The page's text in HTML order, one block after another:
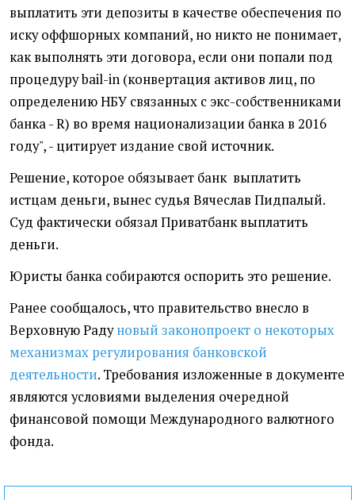
выплатить эти депозиты в качестве обеспечения по
иску оффшорных компаний, но никто не понимает,
как выполнять эти договора, если они попали под
процедуру bail-in (конвертация активов лиц, по
определению НБУ связанных с экс-собственниками
банка - R) во время национализации банка в 2016
году", - цитирует издание свой источник.
Решение, которое обязывает банк выплатить
истцам деньги, вынес судья Вячеслав Пидпалый.
Суд фактически обязал Приватбанк выплатить
деньги.
Юристы банка собираются оспорить это решение.
Ранее сообщалось, что правительство внесло в
Верховную Радуновый законопроект о некоторых
механизмах регулирования банковской
деятельности. Требования изложенные в документе
являются условиями выделения очередной
финансовой помощи Международного валютного
фонда.